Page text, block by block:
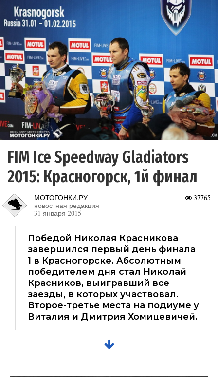
FIM Ice Speedway Gladiators
2015: Красногорск, 1й финал
37765
МОТОГОНКИ.РУ
новостная редакция
31 января 2015
Победой Николая Красникова
завершился первый день финала
1 в Красногорске. Абсолютным
победителем дня стал Николай
Красников, выигравший все
заезды, в которых участвовал.
Второе-третье места на подиуме у
Виталия и Дмитрия Хомицевичей.